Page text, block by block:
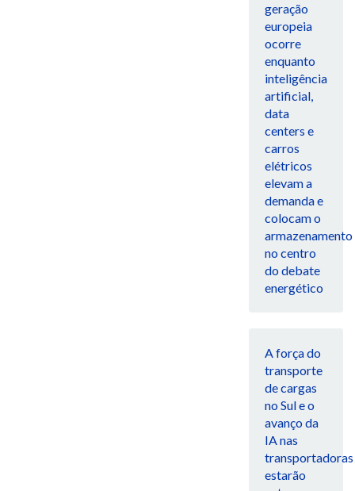
geração
europeia
ocorre
enquanto
inteligência
artificial,
data
centers e
carros
elétricos
elevam a
demanda e
colocam o
armazenamento
no centro
do debate
energético
A força do
transporte
de cargas
no Sul e o
avanço da
IA nas
transportadoras
estarão